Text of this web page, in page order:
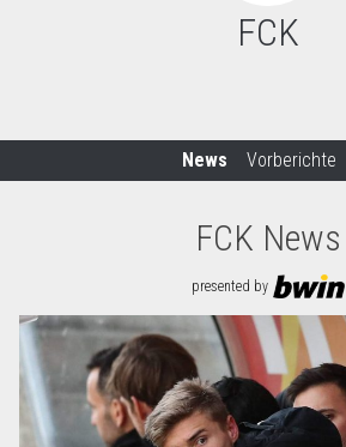
FCK
News Vorberichte
FCK News
presented by